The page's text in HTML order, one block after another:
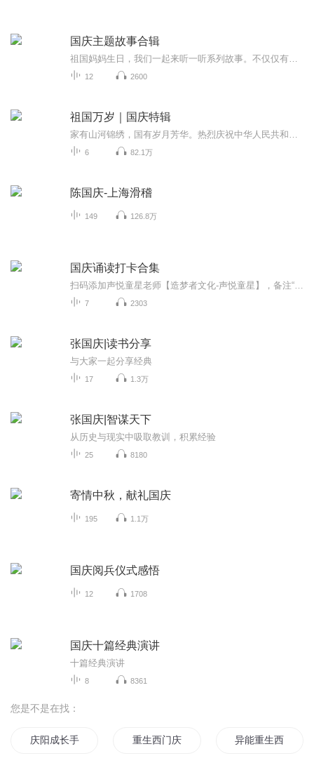
国庆主题故事合辑
12 2600
祖国万岁｜国庆特辑
6 82.1万
陈国庆-上海滑稽
149 126.8万
国庆诵读打卡合集
7 2303
张国庆|读书分享
与大家一起分享经典
17 1.3万
张国庆|智谋天下
从历史与现实中吸取教训，积累经验
25 8180
寄情中秋，献礼国庆
195 1.1万
国庆阅兵仪式感悟
12 1708
国庆十篇经典演讲
十篇经典演讲
8 8361
您是不是在找：
庆阳成长手札 重生西门庆 异能重生西门庆